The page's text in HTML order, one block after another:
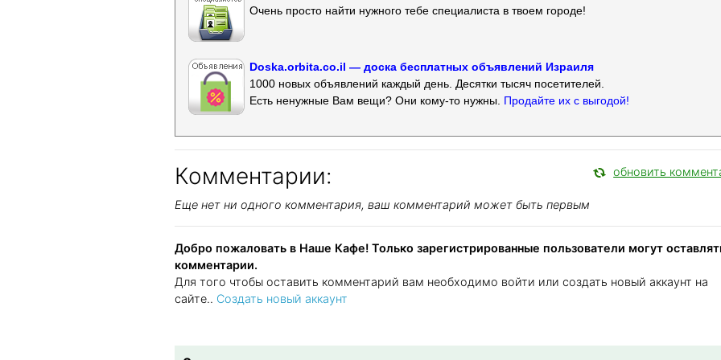
Очень просто найти нужного тебе специалиста в твоем городе!
Doska.orbita.co.il — доска бесплатных объявлений Израиля
1000 новых объявлений каждый день. Десятки тысяч посетителей.
Есть ненужные Вам вещи? Они кому-то нужны. Продайте их с выгодой!
Комментарии: обновить
Еще нет ни одного комментария, ваш комментарий может быть первым
Добро пожаловать в Наше Кафе! Только зарегистрированные пользователи могут
комментарии.
Для того чтобы оставить комментарий вам необходимо войти или создать новый аккаунт на
сайте.. Создать новый аккаунт